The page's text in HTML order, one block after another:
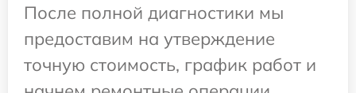
После полной диагностики мы
предоставим на утверждение
точную стоимость, график работ и